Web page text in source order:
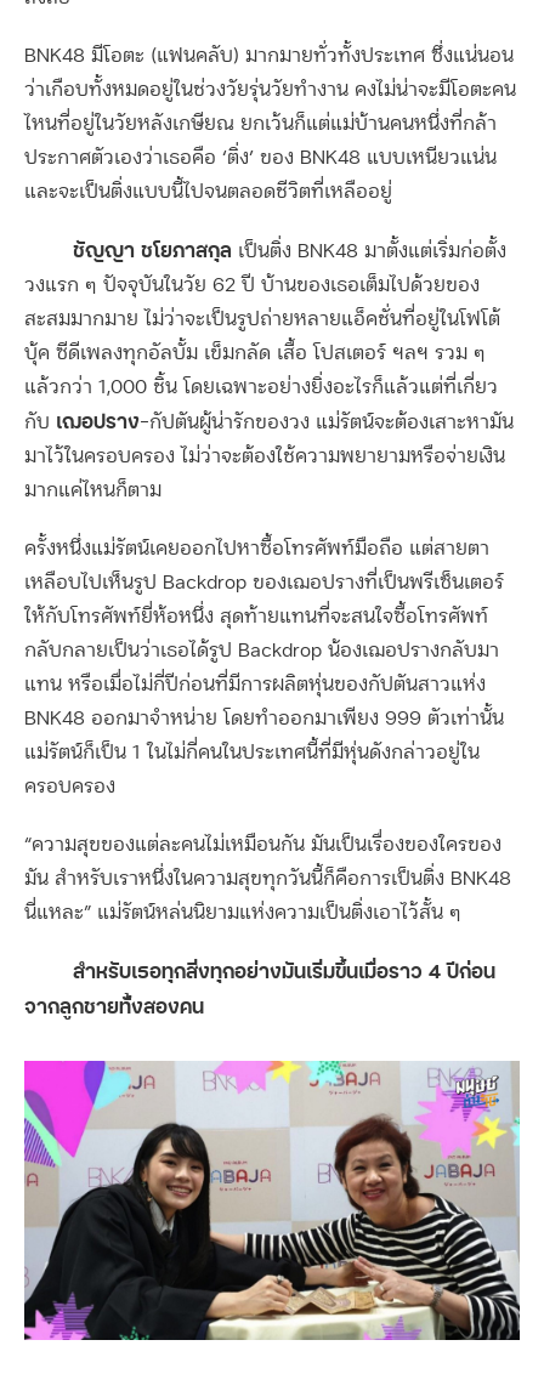
BNK48 มีโอตะ (แฟนคลับ) มากมายทั่วทั้งประเทศ ซึ่งแน่นอน
ว่าเกือบทั้งหมดอยู่ในช่วงวัยรุ่นวัยทำงาน คงไม่น่าจะมีโอตะคน
ไหนที่อยู่ในวัยหลังเกษียณ ยกเว้นก็แต่แม่บ้านคนหนึ่งที่กล้า
ประกาศตัวเองว่าเธอคือ ‘ติ่ง’ ของ BNK48 แบบเหนียวแน่น
และจะเป็นติ่งแบบนี้ไปจนตลอดชีวิตที่เหลืออยู่
ชัญญา ชโยภาสกุล เป็นติ่ง BNK48 มาตั้งแต่เริ่มก่อตั้ง
วงแรก ๆ ปัจจุบันในวัย 62 ปี บ้านของเธอเต็มไปด้วยของ
สะสมมากมาย ไม่ว่าจะเป็นรูปถ่ายหลายแอ็คชั่นที่อยู่ในโฟโต้
บุ้ค ซีดีเพลงทุกอัลบั้ม เข็มกลัด เสื้อ โปสเตอร์ ฯลฯ รวม ๆ
แล้วกว่า 1,000 ชิ้น โดยเฉพาะอย่างยิ่งอะไรก็แล้วแต่ที่เกี่ยว
กับ เฌอปราง-กัปตันผู้น่ารักของวง แม่รัตน์จะต้องเสาะหามัน
มาไว้ในครอบครอง ไม่ว่าจะต้องใช้ความพยายามหรือจ่ายเงิน
มากแค่ไหนก็ตาม
ครั้งหนึ่งแม่รัตน์เคยออกไปหาซื้อโทรศัพท์มือถือ แต่สายตา
เหลือบไปเห็นรูป Backdrop ของเฌอปรางที่เป็นพรีเซ็นเตอร์
ให้กับโทรศัพท์ยี่ห้อหนึ่ง สุดท้ายแทนที่จะสนใจซื้อโทรศัพท์
กลับกลายเป็นว่าเธอได้รูป Backdrop น้องเฌอปรางกลับมา
แทน หรือเมื่อไม่กี่ปีก่อนที่มีการผลิตหุ่นของกัปตันสาวแห่ง
BNK48 ออกมาจำหน่าย โดยทำออกมาเพียง 999 ตัวเท่านั้น
แม่รัตน์ก็เป็น 1 ในไม่กี่คนในประเทศนี้ที่มีหุ่นดังกล่าวอยู่ใน
ครอบครอง
“ความสุขของแต่ละคนไม่เหมือนกัน มันเป็นเรื่องของใครของ
มัน สำหรับเราหนึ่งในความสุขทุกวันนี้ก็คือการเป็นติ่ง BNK48
นี่แหละ” แม่รัตน์หล่นนิยามแห่งความเป็นติ่งเอาไว้สั้น ๆ
สำหรับเธอทุกสิ่งทุกอย่างมันเริ่มขึ้นเมื่อราว 4 ปีก่อน
จากลูกชายทั้งสองคน